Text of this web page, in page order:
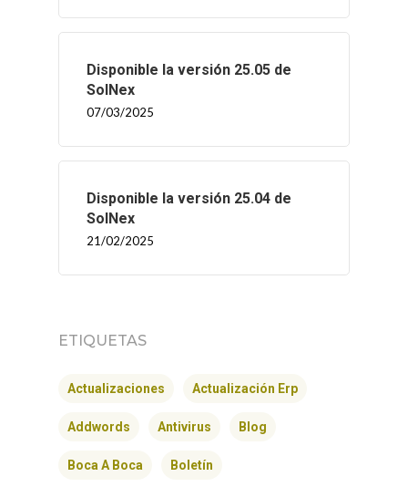
Disponible la versión 25.05 de
SolNex
07/03/2025
Disponible la versión 25.04 de
SolNex
21/02/2025
ETIQUETAS
Actualizaciones Actualización Erp
Addwords Antivirus Blog
Boca A Boca Boletín
SOLNEX
SERVICIOS